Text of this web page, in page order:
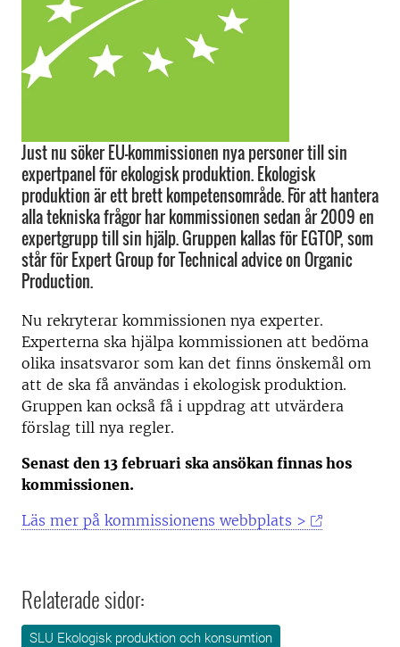
Just nu söker EU-kommissionen nya personer till sin
expertpanel för ekologisk produktion. Ekologisk
produktion är ett brett kompetensområde. För att hantera
alla tekniska frågor har kommissionen sedan år 2009 en
expertgrupp till sin hjälp. Gruppen kallas för EGTOP, som
står för Expert Group for Technical advice on Organic
Production.
Nu rekryterar kommissionen nya experter.
Experterna ska hjälpa kommissionen att bedöma
olika insatsvaror som kan det finns önskemål om
att de ska få användas i ekologisk produktion.
Gruppen kan också få i uppdrag att utvärdera
förslag till nya regler.
Senast den 13 februari ska ansökan finnas hos
kommissionen.
Läs mer på kommissionens webbplats >
Relaterade sidor:
SLU Ekologisk produktion och konsumtion